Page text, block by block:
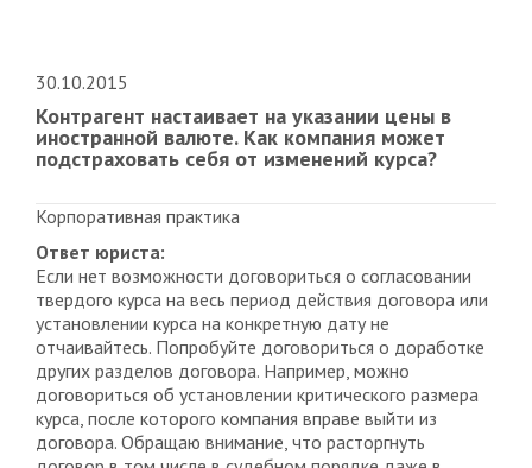
30.10.2015
Контрагент настаивает на указании цены в
иностранной валюте. Как компания может
подстраховать себя от изменений курса?
Корпоративная практика
Ответ юриста:
Если нет возможности договориться о согласовании
твердого курса на весь период действия договора или
установлении курса на конкретную дату не
отчаивайтесь. Попробуйте договориться о доработке
других разделов договора. Например, можно
договориться об установлении критического размера
курса, после которого компания вправе выйти из
договора. Обращаю внимание, что расторгнуть